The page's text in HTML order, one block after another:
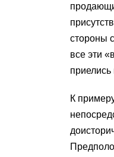
стороны
все эти
К